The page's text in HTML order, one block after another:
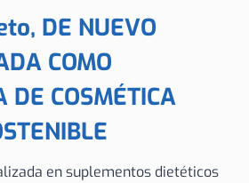
DE NUEVO
COMO
DE COSMÉTICA
en suplementos dietéticos